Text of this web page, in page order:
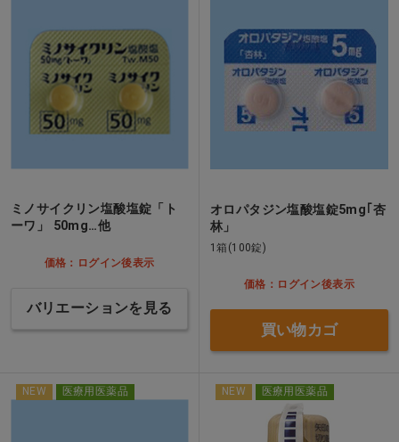
ミノサイクリン塩酸塩錠「ト
ーワ」 50mg…他
価格：ログイン後表示
バリエーションを見る
オロパタジン塩酸塩錠5mg｢杏
林」
1箱(100錠)
価格：ログイン後表示
買い物カゴ
NEW 医療用医薬品 NEW 医療用医薬品